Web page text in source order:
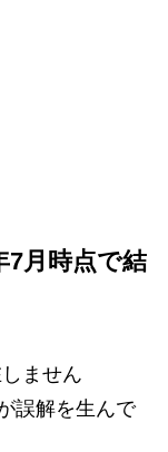
7月時点で結
ません
誤解を生んで